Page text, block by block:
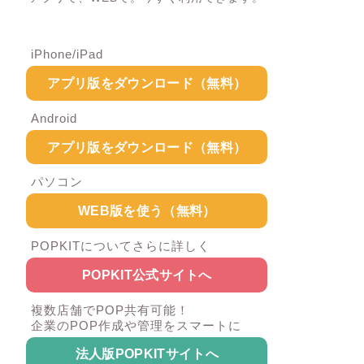
iPhone/iPad
アプリ版をダウンロード（無料）
Android
アプリ版をダウンロード（無料）
パソコン
WEB版を使う（無料）
POPKITについてさらに詳しく
POPKIT公式サイトへ
複数店舗でPOP共有可能！
企業のPOP作成や管理をスマートに
法人版POPKITサイトへ